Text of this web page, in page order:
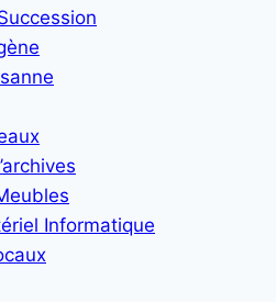
Informatique